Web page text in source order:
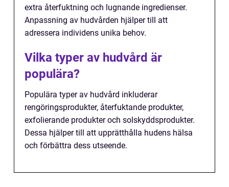
extra återfuktning och lugnande ingredienser.
Anpassning av hudvården hjälper till att
adressera individens unika behov.
Vilka typer av hudvård är
populära?
Populära typer av hudvård inkluderar
rengöringsprodukter, återfuktande produkter,
exfolierande produkter och solskyddsprodukter.
Dessa hjälper till att upprätthålla hudens hälsa
och förbättra dess utseende.